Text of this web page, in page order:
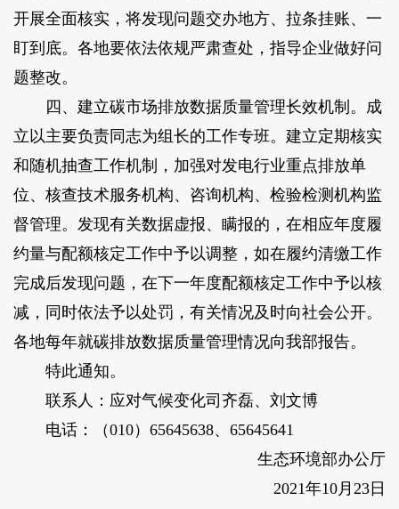
开展全面核实，将发现问题交办地方、拉条挂账、一
盯到底。各地要依法依规严肃查处，指导企业做好问
题整改。
四、建立碳市场排放数据质量管理长效机制。成
立以主要负责同志为组长的工作专班。建立定期核实
和随机抽查工作机制，加强对发电行业重点排放单
位、核查技术服务机构、咨询机构、检验检测机构监
督管理。发现有关数据虚报、瞒报的，在相应年度履
约量与配额核定工作中予以调整，如在履约清缴工作
完成后发现问题，在下一年度配额核定工作中予以核
减，同时依法予以处罚，有关情况及时向社会公开。
各地每年就碳排放数据质量管理情况向我部报告。
特此通知。
联系人：应对气候变化司齐磊、刘文博
电话：（010）65645638、65645641
生态环境部办公厅
2021年10月23日